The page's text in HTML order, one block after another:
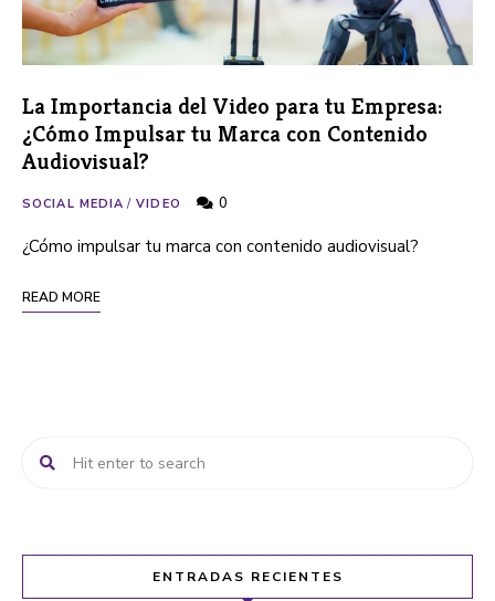
La Importancia del Video para tu Empresa:
¿Cómo Impulsar tu Marca con Contenido
Audiovisual?
SOCIAL MEDIA / VIDEO 0
¿Cómo impulsar tu marca con contenido audiovisual?
READ MORE
ENTRADAS RECIENTES